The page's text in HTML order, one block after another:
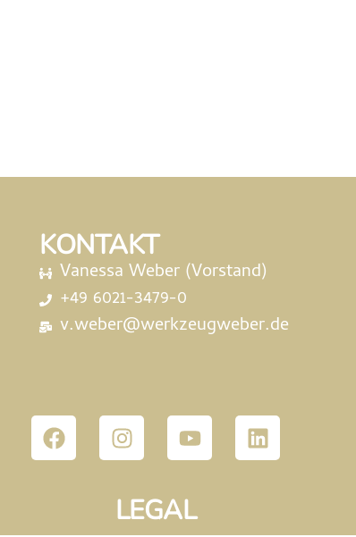
KONTAKT
Vanessa Weber (Vorstand)
+49 6021-3479-0
v.weber@werkzeugweber.de
LEGAL